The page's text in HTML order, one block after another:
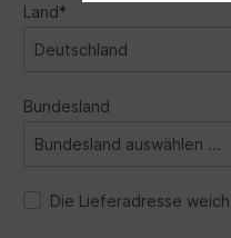
Land*
Bundesland
Die Lieferadresse